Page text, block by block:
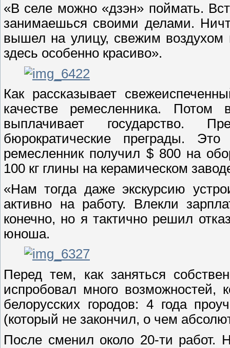
«В селе можно «дзэн» поймать.
занимаешься своими делами.
вышел на улицу, свежим
здесь особенно красиво».
Как рассказывает
качестве ремесленника.
выплачивает государство.
бюрократические преграды.
ремесленник получил $ 800 на
100 кг глины на керамическом
«Нам тогда даже экскурсию
активно на работу. Влекли
конечно, но я тактично решил
юноша.
Перед тем, как заняться
испробовал много возможностей,
белорусских городов: 4 года
(который не закончил, о чем
После сменил около 20-ти работ.